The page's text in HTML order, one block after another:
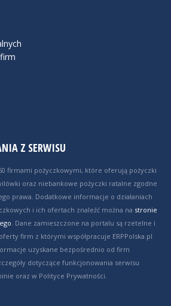
Z SERWISU
firmami pożyczkowymi, które oferują pożyczki
oraz niebankowe pożyczki ratalne zgodne
prawa. Dodatkowe informacje o działaniach
i ich ofertach znaleźć można na stronie
. Dane zamieszczone na portalu są rzetelne i
firm z którymi współpracuje ERPPolska.pl
uzyskane bezpośrednio od firm
dotyczące funkcjonowania serwisu
oraz w Polityce Prywatności.